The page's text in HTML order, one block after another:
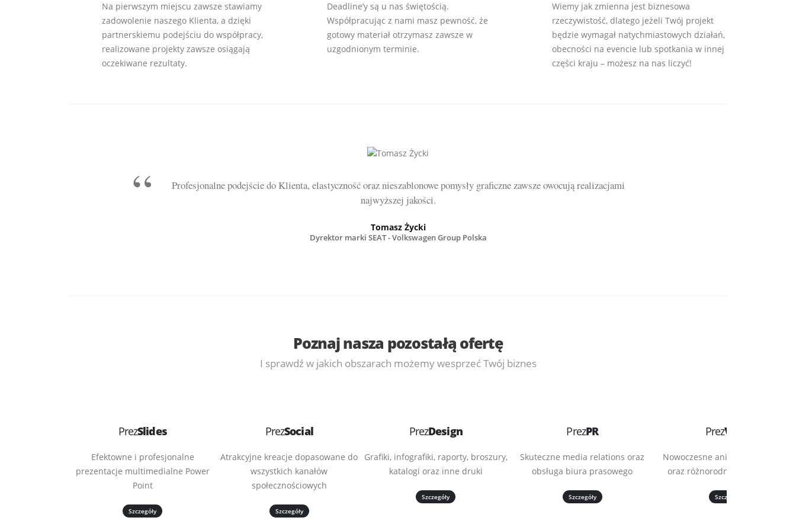
Na pierwszym miejscu zawsze stawiamy
zadowolenie naszego Klienta, a dzięki
partnerskiemu podejściu do współpracy,
realizowane projekty zawsze osiągają
oczekiwane rezultaty.
Deadline’y są u nas świętością.
Współpracując z nami masz pewność, że
gotowy materiał otrzymasz zawsze w
uzgodnionym terminie.
Wiemy jak zmienna jest biznesowa
rzeczywistość, dlatego jeżeli Twój projekt
będzie wymagał natychmiastowych działań,
obecności na evencie lub spotkania w innej
części kraju – możesz na nas liczyć!
Profesjonalne podejście do Klienta, elastyczność oraz nieszablonowe pomysły graficzne zawsze owocują realizacjami
najwyższej jakości.
Tomasz Życki
Dyrektor marki SEAT - Volkswagen Group Polska
Poznaj nasza pozostałą ofertę
I sprawdź w jakich obszarach możemy wesprzeć Twój biznes
PrezSlides
Efektowne i profesjonalne
prezentacje multimedialne Power
Point
Szczegóły
PrezSocial
Atrakcyjne kreacje dopasowane do
wszystkich kanałów
społecznościowych
Szczegóły
PrezDesign
Grafiki, infografiki, raporty, broszury,
katalogi oraz inne druki
Szczegóły
PrezPR
Skuteczne media relations oraz
obsługa biura prasowego
Szczegóły
PrezVideo
Nowoczesne animacje biznesowe
oraz różnorodne formaty video
Szczegóły